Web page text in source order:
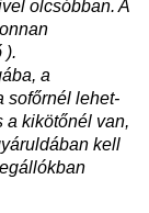
olcsóbban. A
).
a
sofőrnél lehet-
a kikötőnél van,
kell